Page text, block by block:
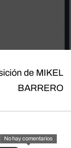
de MIKEL
BARRERO
No hay comentarios